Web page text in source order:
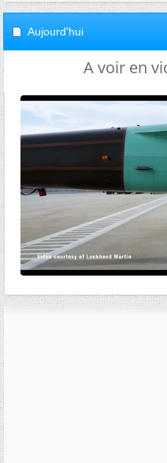
Aujourd'hui
A voir en